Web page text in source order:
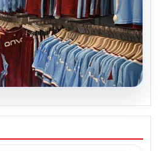
forma
belediyeden